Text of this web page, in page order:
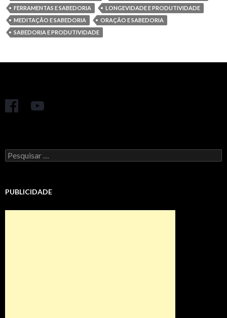
FERRAMENTAS E SABEDORIA
LONGEVIDADE E PRODUTIVIDADE
MEDITAÇÃO E SABEDORIA
ORAÇÃO E SABEDORIA
SABEDORIA E PRODUTIVIDADE
Pesquisar
por:
PUBLICIDADE